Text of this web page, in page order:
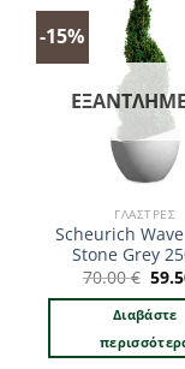
-15%
ΓΛΆΣΤΡΕΣ
Scheurich
Stone Grey
70.00€
was:
Διαβάστε